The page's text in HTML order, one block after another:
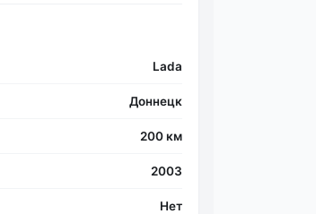
Lada
Доннецк
200 км
2003
Нет